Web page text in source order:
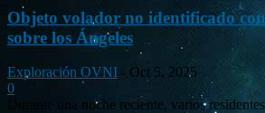
Objeto volador no identificado
sobre los Ángeles
Exploración OVNI - Oct 5, 2025
0
Durante una noche reciente, varios